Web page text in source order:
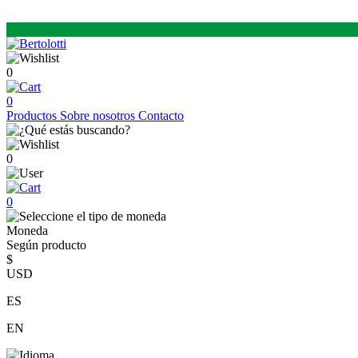
0
0
Productos Sobre nosotros Contacto
0
0
Moneda
Según producto
$
USD
ES
EN